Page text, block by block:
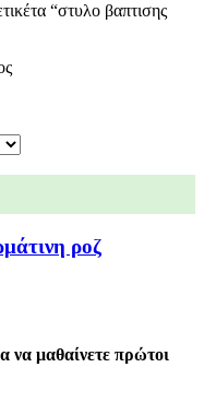
“στυλο βαπτισης
ροζ
να μαθαίνετε πρώτοι